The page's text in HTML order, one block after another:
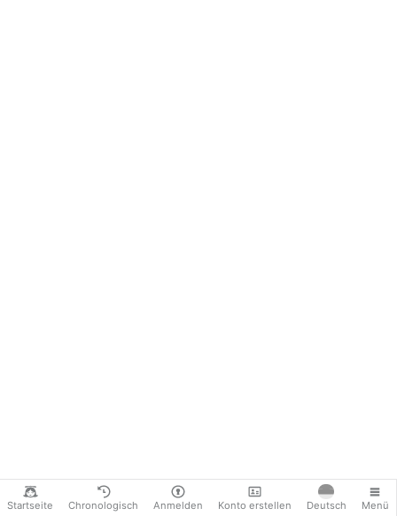
Startseite Chronologisch Anmelden Konto erstellen Deutsch Menü